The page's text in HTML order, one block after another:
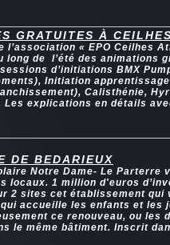
GRATUITES À
l’association « EPO Ceilhes
long de l’été des animations
d’initiations BMX
Initiation
Calisthénie,
Les explications en détails
DE BEDARIEUX
Notre Dame- Le Parterre
locaux. 1 million d'euros
2 sites cet établissement qui
accueille les enfants et les
ce renouveau, ou les
le même bâtiment. Inscrit